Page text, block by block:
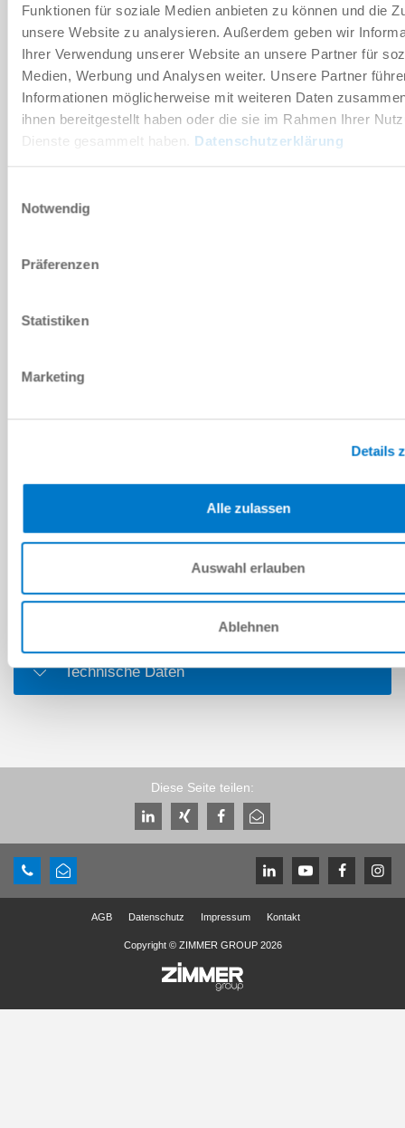
Funktionen für soziale Medien anbieten zu können und die
unsere Website zu analysieren. Außerdem geben wir
Ihrer Verwendung unserer Website an unsere Partner für
Medien, Werbung und Analysen weiter. Unsere Partner
Informationen möglicherweise mit weiteren Daten
ihnen bereitgestellt haben oder die sie im Rahmen Ihrer
Dienste gesammelt haben. Datenschutzerklärung
Notwendig
Präferenzen
Statistiken
Marketing
Details
Alle zulassen
Auswahl erlauben
Ablehnen
E-Mail Adresse*
Firma
Ort*
PLZ*
Bundesland
Datenschutzerklärung
gelesen und akzeptiere
Technische Daten
Diese Seite teilen:
AGB Datenschutz Impressum Kontakt
Copyright © ZIMMER GROUP 2026